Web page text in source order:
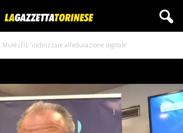
Mulé (Fi), ‘indirizzare all’educazione digitale’